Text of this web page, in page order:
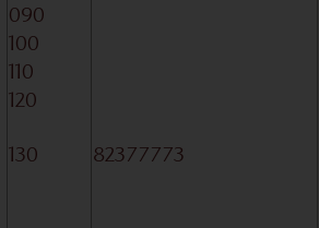
090
100
110
120
130 82377773